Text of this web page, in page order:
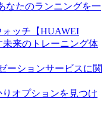
なたのランニングを一
ッチ【HUAWEI
未来のトレーニング体
ーションサービスに関
オプションを見つけ